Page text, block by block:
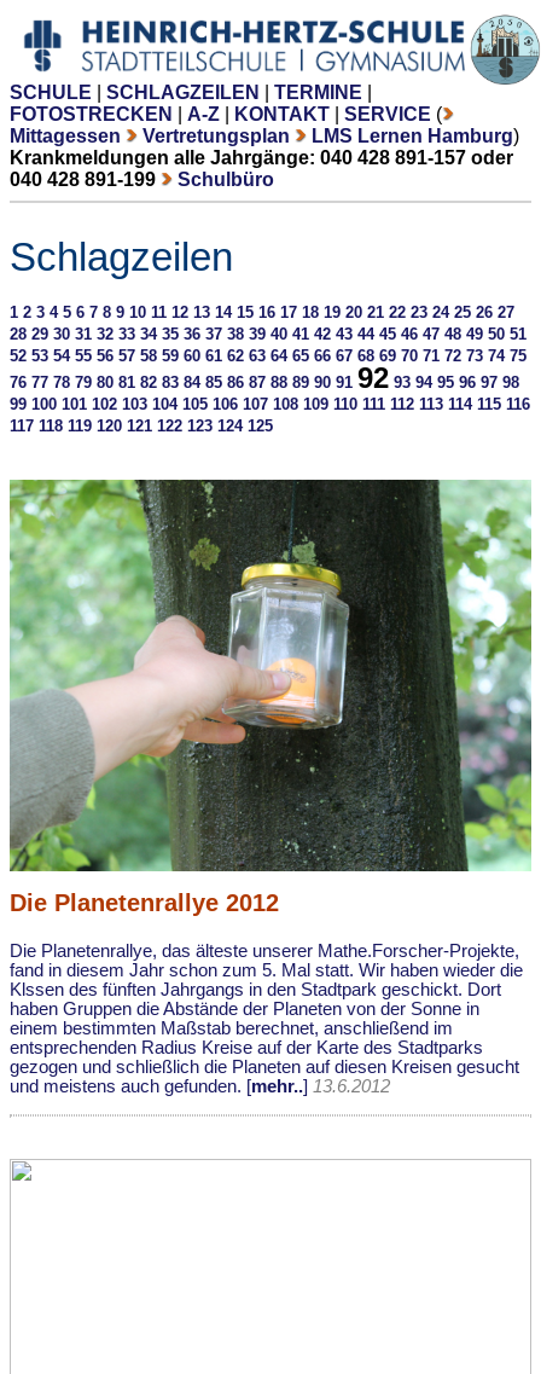
SCHULE SCHLAGZEILEN TERMINE
FOTOSTRECKEN
A-Z KONTAKT SERVICE (
Mittagessen
Vertretungsplan LMS Lernen Hamburg)
Krankmeldungen alle Jahrgänge: 040 428 891-157 oder
040 428 891-199
Schulbüro
Schlagzeilen
1 2 3 4 5 6 7 8 9 10 11 12 13 14 15 16 17 18 19 20 21 22 23 24 25 26 27
28 29 30 31 32 33 34 35 36 37 38 39 40 41 42 43 44 45 46 47 48 49 50 51
52 53 54 55 56 57 58 59 60 61 62 63 64 65 66 67 68 69 70 71 72 73 74 75
76 77 78 79 80 81 82 83 84 85 86 87 88 89 90 91 92 93 94 95 96 97 98
99 100 101 102 103 104 105 106 107 108 109 110 111 112 113 114 115 116
117 118 119 120 121 122 123 124 125
Die Planetenrallye 2012
Die Planetenrallye, das älteste unserer Mathe.Forscher-Projekte,
fand in diesem Jahr schon zum 5. Mal statt. Wir haben wieder die
Klssen des fünften Jahrgangs in den Stadtpark geschickt. Dort
haben Gruppen die Abstände der Planeten von der Sonne in
einem bestimmten Maßstab berechnet, anschließend im
entsprechenden Radius Kreise auf der Karte des Stadtparks
gezogen und schließlich die Planeten auf diesen Kreisen gesucht
und meistens auch gefunden. [mehr..] 13.6.2012